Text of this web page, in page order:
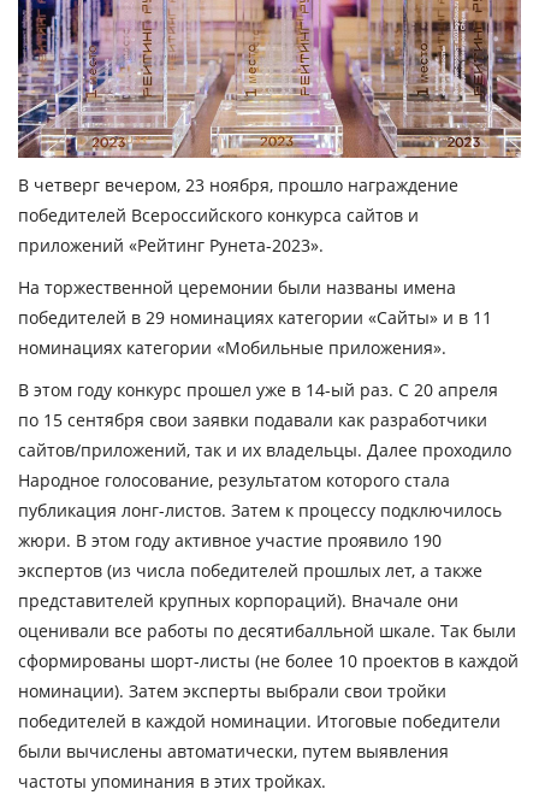
В четверг вечером, 23 ноября, прошло награждение
победителей Всероссийского конкурса сайтов и
приложений «Рейтинг Рунета-2023».
На торжественной церемонии были названы имена
победителей в 29 номинациях категории «Сайты» и в 11
номинациях категории «Мобильные приложения».
В этом году конкурс прошел уже в 14-ый раз. С 20 апреля
по 15 сентября свои заявки подавали как разработчики
сайтов/приложений, так и их владельцы. Далее проходило
Народное голосование, результатом которого стала
публикация лонг-листов. Затем к процессу подключилось
жюри. В этом году активное участие проявило 190
экспертов (из числа победителей прошлых лет, а также
представителей крупных корпораций). Вначале они
оценивали все работы по десятибалльной шкале. Так были
сформированы шорт-листы (не более 10 проектов в каждой
номинации). Затем эксперты выбрали свои тройки
победителей в каждой номинации. Итоговые победители
были вычислены автоматически, путем выявления
частоты упоминания в этих тройках.